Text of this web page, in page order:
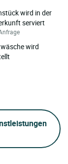
wird in der
serviert
wird